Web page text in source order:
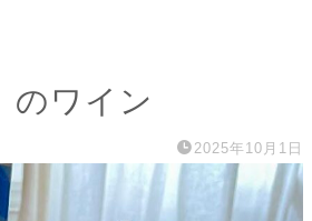
のワイン
2025年10月1日